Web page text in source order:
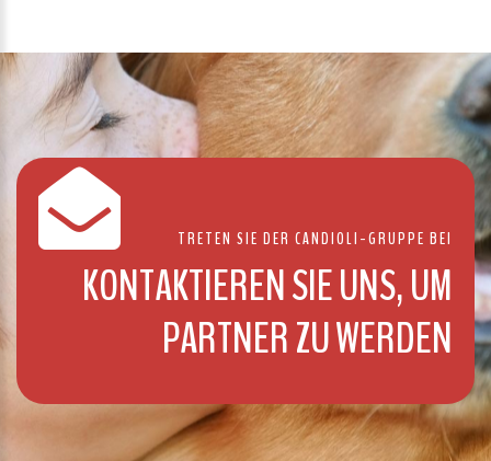
TRETEN SIE DER CANDIOLI-GRUPPE BEI
KONTAKTIEREN SIE UNS, UM
PARTNER ZU WERDEN